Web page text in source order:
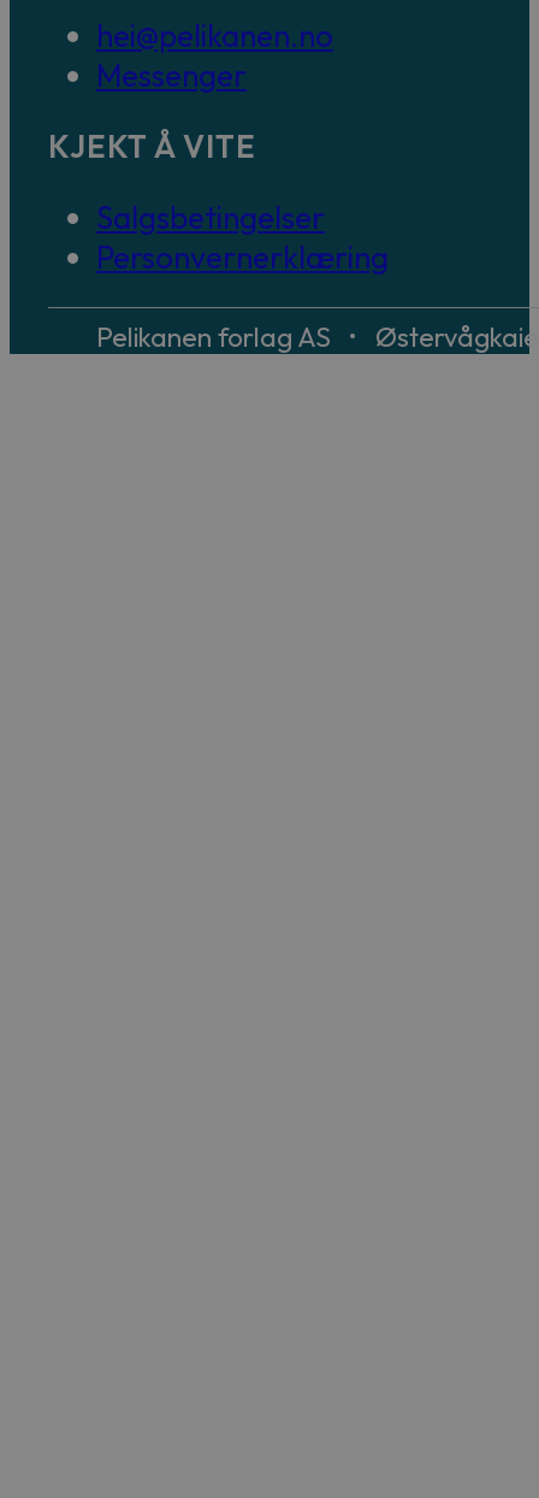
hei@pelikanen.no
Messenger
KJEKT Å VITE
Salgsbetingelser
Personvernerklæring
Pelikanen forlag AS •